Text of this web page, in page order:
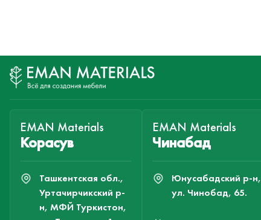
EMAN Materials
Корасув
Ташкентская обл.,
Уртачирчикский р-
н, МФЙ Туркистон,
EMAN Materials
Чинабад
Юнусабадский р-н,
ул. Чинобад, 65.